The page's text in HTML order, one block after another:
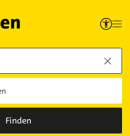
Finden